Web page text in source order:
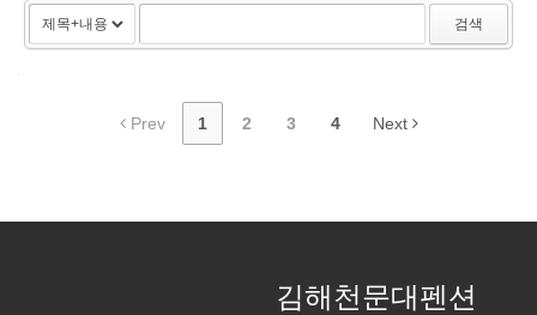
검색
Prev 1 2 3 4 Next
김해천문대펜션